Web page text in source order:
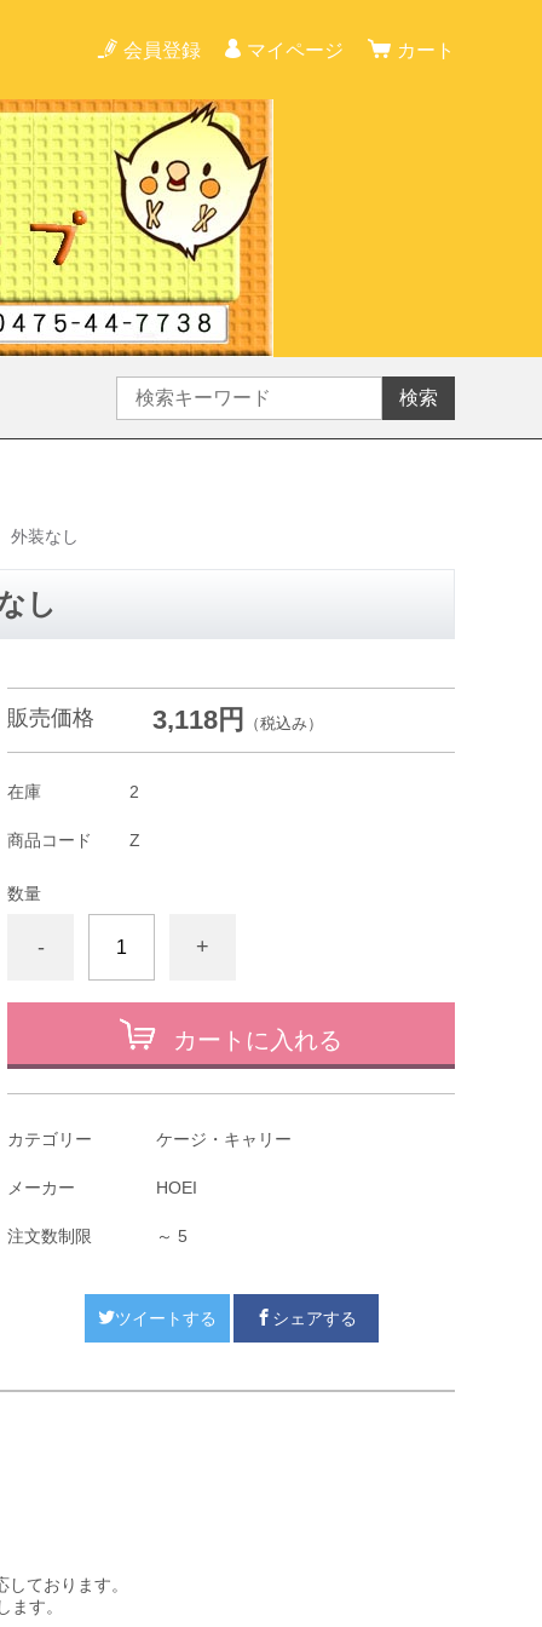
会員登録 マイページ カート
検索
外装なし
し
販売価格 3,118円 （税込み）
在庫 2
商品コード Z
数量
- +
カートに入れる
カテゴリー ケージ・キャリー
メーカー HOEI
注文数制限 ～ 5
ツイートする シェアする
ております。
す。